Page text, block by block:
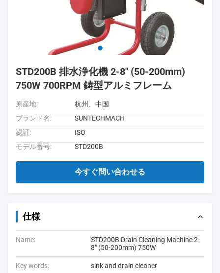
STD200B 排水浄化機 2-8" (50-200mm)
750W 700RPM 鋳型アルミフレーム
原産地:
杭州、中国
ブランド名:
SUNTECHMACH
認証:
ISO
モデル番号:
STD200B
今すぐ問い合わせる
仕様
Name:
STD200B Drain Cleaning Machine 2-
8" (50-200mm) 750W
Key words: sink and drain cleaner